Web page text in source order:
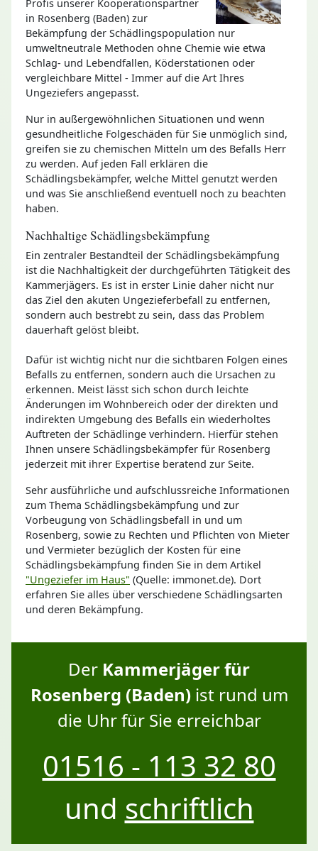
Profis unserer Kooperationspartner
in Rosenberg (Baden) zur
Bekämpfung der Schädlingspopulation nur
umweltneutrale Methoden ohne Chemie wie etwa
Schlag- und Lebendfallen, Köderstationen oder
vergleichbare Mittel - Immer auf die Art Ihres
Ungeziefers angepasst.
Nur in außergewöhnlichen Situationen und wenn
gesundheitliche Folgeschäden für Sie unmöglich sind,
greifen sie zu chemischen Mitteln um des Befalls Herr
zu werden. Auf jeden Fall erklären die
Schädlingsbekämpfer, welche Mittel genutzt werden
und was Sie anschließend eventuell noch zu beachten
haben.
Nachhaltige Schädlingsbekämpfung
Ein zentraler Bestandteil der Schädlingsbekämpfung
ist die Nachhaltigkeit der durchgeführten Tätigkeit des
Kammerjägers. Es ist in erster Linie daher nicht nur
das Ziel den akuten Ungezieferbefall zu entfernen,
sondern auch bestrebt zu sein, dass das Problem
dauerhaft gelöst bleibt.
Dafür ist wichtig nicht nur die sichtbaren Folgen eines
Befalls zu entfernen, sondern auch die Ursachen zu
erkennen. Meist lässt sich schon durch leichte
Änderungen im Wohnbereich oder der direkten und
indirekten Umgebung des Befalls ein wiederholtes
Auftreten der Schädlinge verhindern. Hierfür stehen
Ihnen unsere Schädlingsbekämpfer für Rosenberg
jederzeit mit ihrer Expertise beratend zur Seite.
Sehr ausführliche und aufschlussreiche Informationen
zum Thema Schädlingsbekämpfung und zur
Vorbeugung von Schädlingsbefall in und um
Rosenberg, sowie zu Rechten und Pflichten von Mieter
und Vermieter bezüglich der Kosten für eine
Schädlingsbekämpfung finden Sie in dem Artikel
"Ungeziefer im Haus" (Quelle: immonet.de). Dort
erfahren Sie alles über verschiedene Schädlingsarten
und deren Bekämpfung.
Der Kammerjäger für
Rosenberg (Baden)ist rund um
die Uhr für Sie erreichbar
01516 - 113 32 80
und schriftlich